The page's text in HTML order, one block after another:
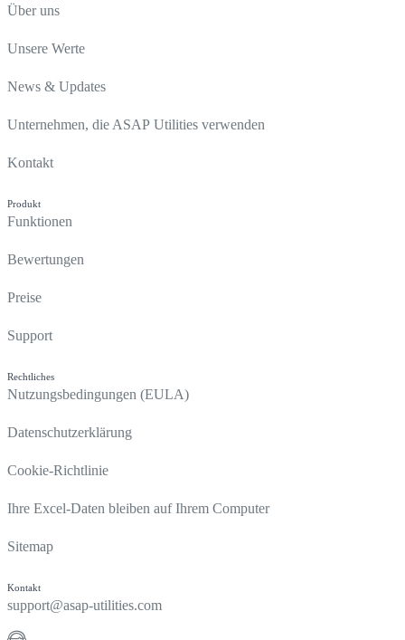
Über uns
Unsere Werte
News & Updates
Unternehmen, die ASAP Utilities verwenden
Kontakt
Produkt
Funktionen
Bewertungen
Preise
Support
Rechtliches
Nutzungsbedingungen (EULA)
Datenschutzerklärung
Cookie-Richtlinie
Ihre Excel-Daten bleiben auf Ihrem Computer
Sitemap
Kontakt
support@asap-utilities.com